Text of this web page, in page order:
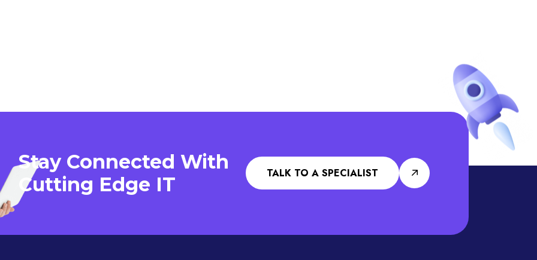
Stay Connected With
Cutting Edge IT
TALK TO A SPECIALIST